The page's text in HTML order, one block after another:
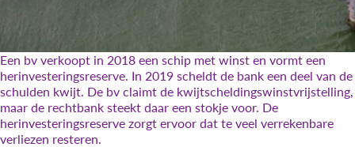
Een bv verkoopt in 2018 een schip met winst en vormt een
herinvesteringsreserve. In 2019 scheldt de bank een deel van de
schulden kwijt. De bv claimt de kwijtscheldingswinstvrijstelling,
maar de rechtbank steekt daar een stokje voor. De
herinvesteringsreserve zorgt ervoor dat te veel verrekenbare
verliezen resteren.